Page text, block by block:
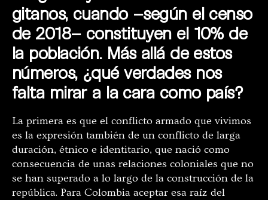
gitanos, cuando –según el censo
de 2018– constituyen el 10% de
la población. Más allá de estos
números, ¿qué verdades nos
falta mirar a la cara como país?
La primera es que el conflicto armado que vivimos
es la expresión también de un conflicto de larga
duración, étnico e identitario, que nació como
consecuencia de unas relaciones coloniales que no
se han superado a lo largo de la construcción de la
república. Para Colombia aceptar esa raíz del